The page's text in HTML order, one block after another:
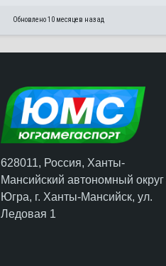
Обновлено 10 месяцев назад
628011, Россия, Ханты-
Мансийский автономный округ
Югра, г. Ханты-Мансийск, ул.
Ледовая 1